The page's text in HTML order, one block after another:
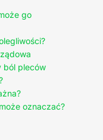
go
ból pleców
oznaczać?